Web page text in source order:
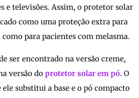
e televisões. Assim, o protetor solar
como uma proteção extra para
para pacientes com melasma.
ser encontrado na versão creme,
versão do protetor solar em pó. O
substitui a base e o pó compacto